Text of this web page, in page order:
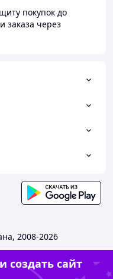
покупок до
заказа через
2008-2026
создать сайт